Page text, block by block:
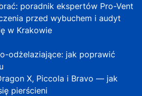
poradnik ekspertów Pro-Vent
przed wybuchem i audyt
w Krakowie
odżelaziające: jak poprawić
X, Piccola i Bravo — jak
pierścieni